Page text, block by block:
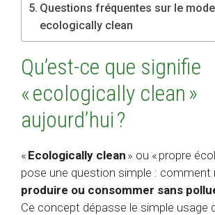
Questions fréquentes sur le
ecologically clean
Qu’est-ce que signifie
« ecologically clean »
aujourd’hui ?
« Ecologically clean » ou « propre
pose une question simple : comment
produire ou consommer sans
Ce concept dépasse le simple usage